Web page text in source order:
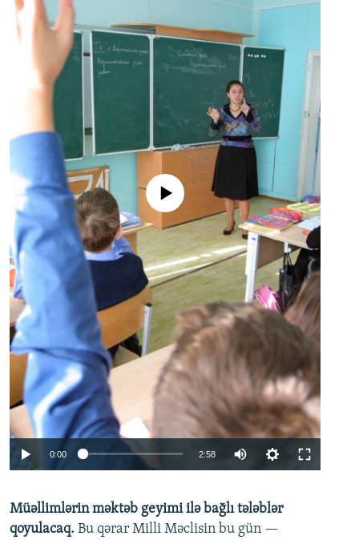
No media source currently available
0:00 2:58
360p
480p
Müəllimlərin məktəb geyimi ilə bağlı tələblər
qoyulacaq. Bu qərar Milli Məclisin bu gün —